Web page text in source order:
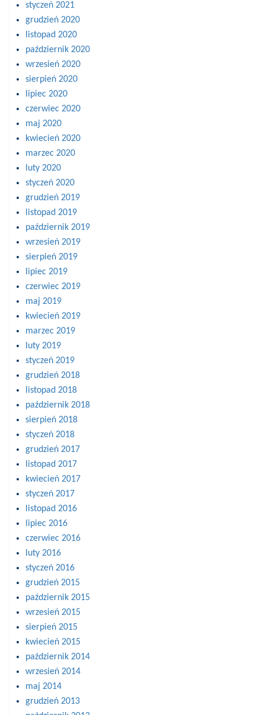
styczeń 2021
grudzień 2020
listopad 2020
październik 2020
wrzesień 2020
sierpień 2020
lipiec 2020
czerwiec 2020
maj 2020
kwiecień 2020
marzec 2020
luty 2020
styczeń 2020
grudzień 2019
listopad 2019
październik 2019
wrzesień 2019
sierpień 2019
lipiec 2019
czerwiec 2019
maj 2019
kwiecień 2019
marzec 2019
luty 2019
styczeń 2019
grudzień 2018
listopad 2018
październik 2018
sierpień 2018
styczeń 2018
grudzień 2017
listopad 2017
kwiecień 2017
styczeń 2017
listopad 2016
lipiec 2016
czerwiec 2016
luty 2016
styczeń 2016
grudzień 2015
październik 2015
wrzesień 2015
sierpień 2015
kwiecień 2015
październik 2014
wrzesień 2014
maj 2014
grudzień 2013